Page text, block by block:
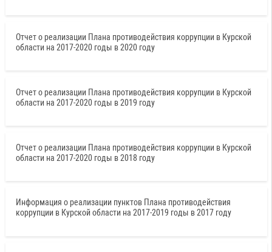
Отчет о реализации Плана противодействия коррупции в Курской
области на 2017-2020 годы в 2020 году
Отчет о реализации Плана противодействия коррупции в Курской
области на 2017-2020 годы в 2019 году
Отчет о реализации Плана противодействия коррупции в Курской
области на 2017-2020 годы в 2018 году
Информация о реализации пунктов Плана противодействия
коррупции в Курской области на 2017-2019 годы в 2017 году